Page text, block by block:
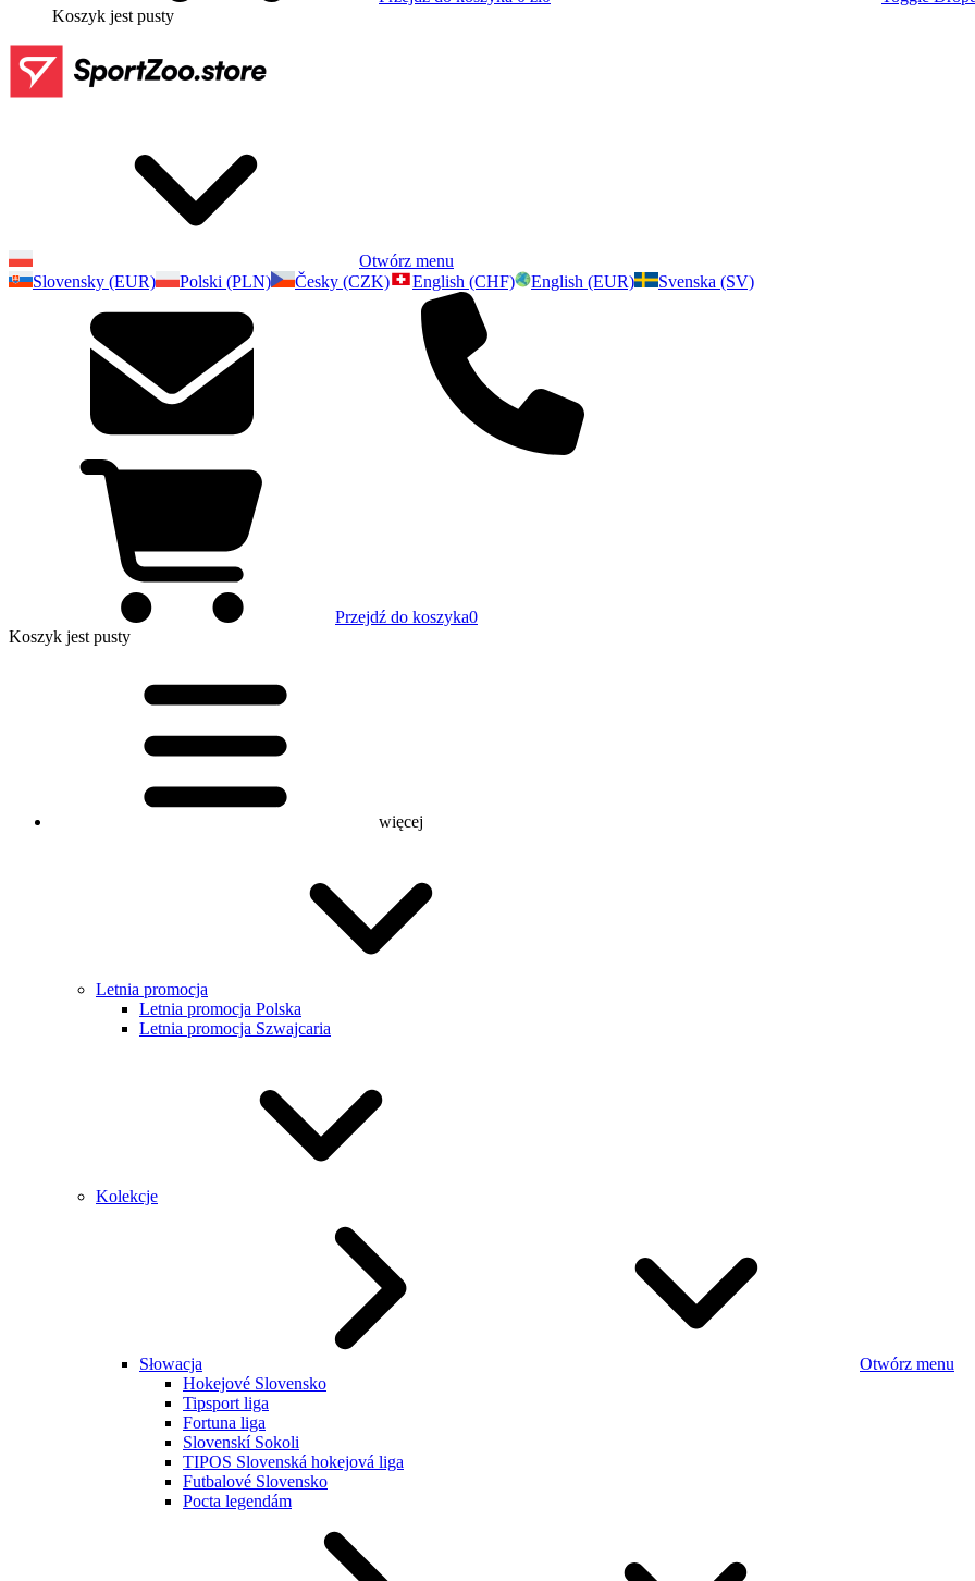
Koszyk jest pusty
Otwórz menu
Slovensky (EUR)
Polski (PLN) Česky (CZK) English (CHF) English (EUR) Svenska (SV)
Przejdź do koszyka0
Koszyk jest pusty
więcej
Letnia promocja
Letnia promocja Polska
Letnia promocja Szwajcaria
Kolekcje
Słowacja
Otwórz menu
Hokejové Slovensko
Tipsport liga
Fortuna liga
Slovenskí Sokoli
TIPOS Slovenská hokejová liga
Futbalové Slovensko
Pocta legendám